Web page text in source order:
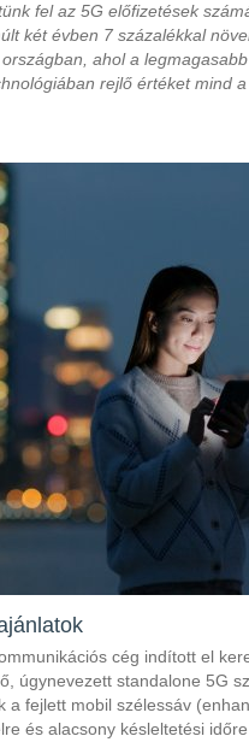
fel az 5G előfizetések
két évben 7 százalékkal
ahol a
rejlő értéket mind
cég indított el
úgynevezett standalone 5G
fejlett mobil szélessáv
és alacsony késleltetési